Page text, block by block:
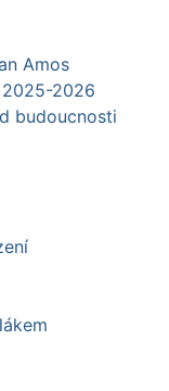
Amos
2025-2026
budoucnosti